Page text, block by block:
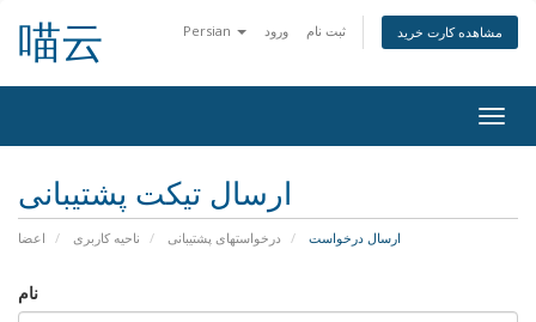
Persian ورود ثبت نام مشاهده کارت خرید 喵云
تغییر
ارسال تیکت پشتیبانی
اعضا ناحیه کاربری درخواستهای پشتیبانی ارسال درخواست
نام